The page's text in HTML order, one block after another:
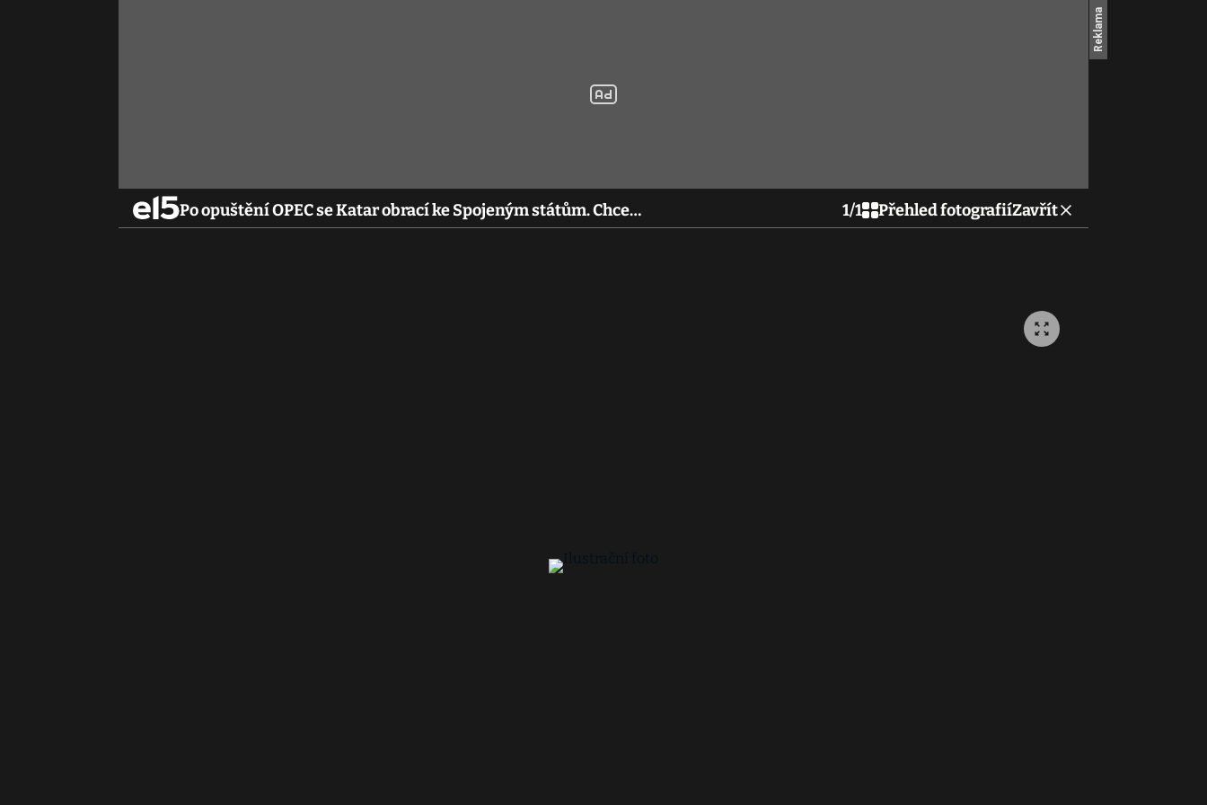
Po opuštění OPEC se Katar obrací ke Spojeným státům. Chce… 1/1 Přehled fotografiíZavřít